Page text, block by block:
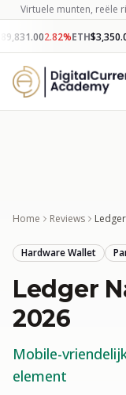
Virtuele munten, reële
89,831.002.82%ETH$
Home Reviews
Hardware Wallet
Ledger
2026
Mobile-
element